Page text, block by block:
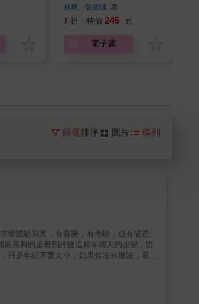
南
林爽、張雲騰 著
7 折 特價 245 元
電子書
篩選排序 圖片 條列
學體驗寫實，有喜樂，有考驗，也有省思。
高興的是看到許捷這個年輕人的改變，從
是年紀不要太小，如果你沒有辦法，看看
未知的教育體系打交道，其中雖歷經百般波
徬徨、每天鼓起的每一份勇氣、積極參與社